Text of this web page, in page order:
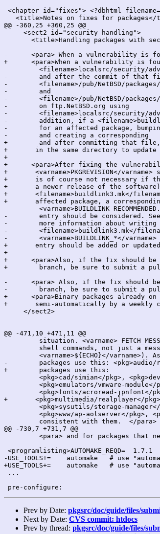
<chapter id="fixes"> <?dbhtml
<title>Notes on fixes for packages</
@@ -360,25 +360,25 @@
     <sect2 id="security-handling">
<title>Handling packages with
-      <para> When a vulnerability is
+      <para>When a vulnerability is
<filename>localsrc/security/
-        and after the commit of that
-        <filename>/pub/NetBSD/
-        and
-        <filename>/pub/NetBSD/
-        on ftp.NetBSD.org using
-        <filename>localsrc/security/
-        addition, if a
-        for an affected package, bumping
-        and creating a corresponding
+        and after committing that file, use
+	in the same directory to update the file on ftp.NetBSD.org.</para>
+
+      <para>After fixing the
+	<varname>PKGREVISION</varname> should be increased (this
+	is of course not necessary if the problem is fixed by using
+	a newer release of the software).  In addition, if a
+	<filename>buildlink3.mk</filename> file exists for an
+	affected package, a corresponding
-        entry should be considered.
-        more information about writing
-        <filename>buildlink3.mk</
-        <varname>BUILDLINK_*</
+	entry should be added or updated in it.</para>
+
+      <para>Also, if the fix should be
+        branch, be sure to submit a
-      <para> Also, if the fix should be
-        branch, be sure to submit a
+      <para>Binary packages already
+	semi-automatically by a weekly cron job.</para>
     </sect2>
@@ -471,10 +471,11 @@
situation.
shell commands, not just a
<varname>${ECHO}</varname>).
-        packages use this: <pkg>audio/
+        packages use this:
<pkg>cad/simian</pkg>,
<pkg>emulators/vmware-module</
<pkg>fonts/acroread-jpnfont</
+	<pkg>multimedia/realplayer</pkg>,
<pkg>sysutils/storage-
<pkg>www/ap-aolserver</pkg>,
         consistent with them.  </para>
@@ -730,7 +731,7 @@
<para> and for packages that
<programlisting>AUTOMAKE_REQD=
-USE_TOOLS+=	automake   # use "automake14" for autoconf-1.4
+USE_TOOLS+=	automake   # use "automake14" for automake-1.4
...
Prev by Date: pkgsrc/doc/guide/files/
Next by Date: CVS commit: htdocs
Prev by thread: pkgsrc/doc/guide/files/